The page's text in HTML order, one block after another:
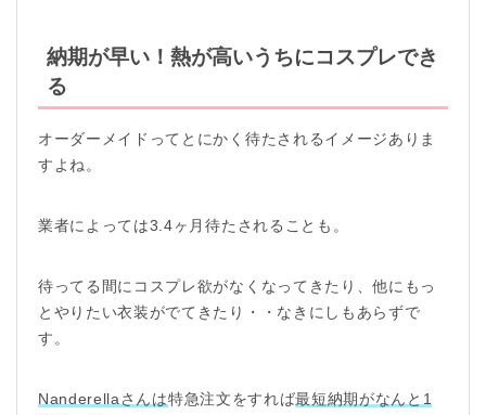
納期が早い！熱が高いうちにコスプレでき
る
オーダーメイドってとにかく待たされるイメージありま
すよね。
業者によっては3.4ヶ月待たされることも。
待ってる間にコスプレ欲がなくなってきたり、他にもっ
とやりたい衣装がでてきたり・・なきにしもあらずで
す。
Nanderella さんは特急注文をすれば最短納期がなんと 1